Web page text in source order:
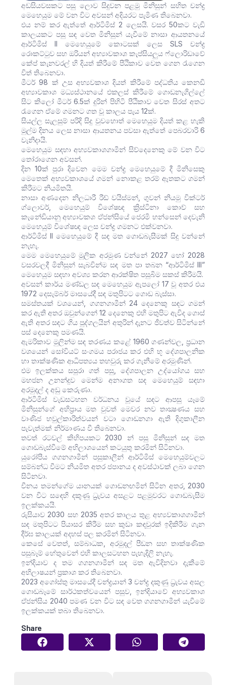
අඩසියවසකට පසු ලොව සිදුවන පළමු මිනිසුන් සහිත චන්ද්‍ර
මෙහෙයුම මේ වන විට අවසන් අදියරට පැමිණ තිබෙනවා.
එය නම් කර ඇත්තේ ආර්ටිමිස් 2 ලෙසයි. වසර 50කට වැඩි
කාලයකට පසු සඳ වෙත මිනිසුන් යැවීමේ නාසා ආයතනයේ
ආර්ටිමිස් II මෙහෙයුමේ කොටසක් ලෙස SLS චන්ද්‍ර
රොකට්ටුව සහ ඔරියන් අභ්‍යාවකාශ කැප්සියලුය ෆ්ලොරිඩාවේ
කේප් කැනවරල් හි දියත් කිරීමේ පීඨිකාව වෙත ගෙන රැගෙන
විත් තිබෙනවා.
මීටර් 98 ක් උස අභ්‍යවකාශ දියත් කිරීමේ පද්ධතිය කෙනඩි
අභ්‍යාවකාශ මධ්‍යස්ථානයේ එකලස් කිරීමේ ගොඩනැගිල්ලේ
සිට කිලෝ මීටර් 6.5ක් දුරින් පිහිටි පීඨිකාව වෙත සිරස් අතට
රැගෙන ඒමේ ගමනට ගත වූ කාලය පැය 12ක්.
සියල්ල සැලසුම් පරිදි සිදු වුවහොත් මෙහෙයුම දියත් කළ හැකි
මුල්ම දිනය ලෙස නාසා ආයතනය පවසා ඇත්තේ පෙබරවාරි 6
වැනිදායි.
මෙහෙයුම සඳහා අභ්‍යවකාශගාමීන් සිව්දෙනෙකු මේ වන විට
තෝරාගෙන අවසන්.
දින 10ක් පුරා දිවෙන මෙම චන්ද්‍ර මෙහෙයුමේ දී මිනිසෙකු
මෙතෙක් අභ්‍යවකාශයේ ගමන් නොකළ තරම් ඈතකට ගමන්
කිරීමට නියමිතයි.
නාසා අණදෙන නිලධාරී රීඩ් වයිස්මන්, ගුවන් නියමු වික්ටර්
ග්ලොවර්, මෙහෙයුම් විශේෂඥ ක්‍රිස්ටිනා කොච් සහ
කැනේඩියානු අභ්‍යාවකශ ඒජන්සියේ ජෙරමි හන්සෙන් දෙවැනි
මෙහෙයුම් විශේෂඥ ලෙස චන්ද්‍ර ගමනට එක්වනවා.
ආර්ටිමිස් II මෙහෙයුමේ දී සඳ මත ගොඩබැසීමක් සිදු වන්නේ
නැහැ.
මෙම මෙහෙයුමේ මූලික අරමුණ වන්නේ 2027 හෝ 2028
වසරවලදී මිනිසුන් සැබවින්ම සඳ මත පා තබන “ආර්ටිමිස් III”
මෙහෙයුම සඳහා අවශ්‍ය කරන ආරක්ෂිත පසුබිම සකස් කිරීමයි.
අවසන් කාර්ය මණ්ඩල සඳ මෙහෙයුම ඇපලෝ 17 වූ අතර එය
1972 දෙසැම්බර් මාසයේදී සඳ මතුපිටට ගොඩ බැස්සා.
සමස්තයක් වශයෙන්, ගගනගාමීන් 24 දෙනෙකු සඳට ගමන්
කර ඇති අතර ඔවුන්ගෙන් 12 දෙනෙකු එහි මතුපිට ඇවිද ගොස්
ඇති අතර සඳට ගිය පුද්ගලයින් අතුරින් දැනට ජීවත්ව සිටින්නේ
පස් දෙනෙකු පමණයි.
ඇමරිකාව මුලින්ම සඳ තරණය කළේ 1960 ගණන්වල, ප්‍රධාන
වශයෙන් සෝවියට් සංගමය පරාජය කර එහි භූ දේශපාලනික
හා තාක්ෂණික ආධිපත්‍යය තහවුරු කර ගැනීමේ අරමුණින්.
එම ඉලක්කය සපුරා ගත් පසු, දේශපාලන උද්යෝගය සහ
මහජන උනන්දුව මෙන්ම අනාගත සඳ මෙහෙයුම් සඳහා
අරමුදල් ද අඩු කෙරුණා.
ආර්ටිමිස් වැඩසටහන වර්ධනය වූයේ සඳට ආපසු යෑමේ
මිනිසුන්ගේ අභිප්‍රාය මත වුවත් මෙවර නව තාක්‍ෂණය සහ
වාණිජ හවුල්කාරිත්වයන් වටා ගොඩනගා ඇති දිගුකාලීන
පැවැත්මක් නිර්මාණය වී තිබෙනවා.
තවත් රටවල් කිහිපයකට 2030 න් පසු මිනිසුන් සඳ මත
ගොඩබැස්වීමේ අභිලාශයෙන් කටයුතු කරමින් සිටිනවා.
යුරෝපීය ගගනගාමීන් පසුකාලීන් ආර්ටිමිස් මෙහෙයුම්වලට
සම්බන්ධ වීමට නියමිත අතර ජපානය ද අවස්ථාවක් ලබා ගෙන
සිටිනවා.
චීනය තමන්ගේම යානයක් ගොඩනඟමින් සිටින අතර, 2030
වන විට සඳෙහි දකුණු ධ්‍රැවය අසළට පළමුවරට ගොඩබැසීම
ඉලක්කයයි.
රුසියාව 2030 සහ 2035 අතර කාලය තුළ අභ්‍යවකාශගාමීන්
සඳ මතුපිටට පියාසර කිරීම සහ කුඩා කඳවුරක් ඉදිකිරීම ගැන
දීර්ඝ කාලයක් අදහස් පල කරමින් සිටිනවා.
කෙසේ වෙතත්, සම්බාධක, අරමුදල් පීඩන සහ තාක්ෂණික
පසුබෑම් හේතුවෙන් එහි කාලසටහන පැහැදිලි නැහැ.
ඉන්දියාව ද තම ගගනගාමීන් සඳ මත ඇවිදිනවා දැකීමේ
අභිලාෂයන් ප්‍රකාශ කර තිබෙනවා.
2023 අගෝස්තු මාසයේදී චන්ද්‍රයාන් 3 චන්ද්‍ර දකුණු ධ්‍රැවය අසල
ගොඩබෑමේ සාර්ථකත්වයෙන් පසුව, ඉන්දියාවේ අභ්‍යවකාශ
ඒජන්සිය 2040 පමණ වන විට සඳ වෙත ගගනගාමීන් යැවීමේ
ඉලක්කයක් තබා තිබෙනවා.
Share